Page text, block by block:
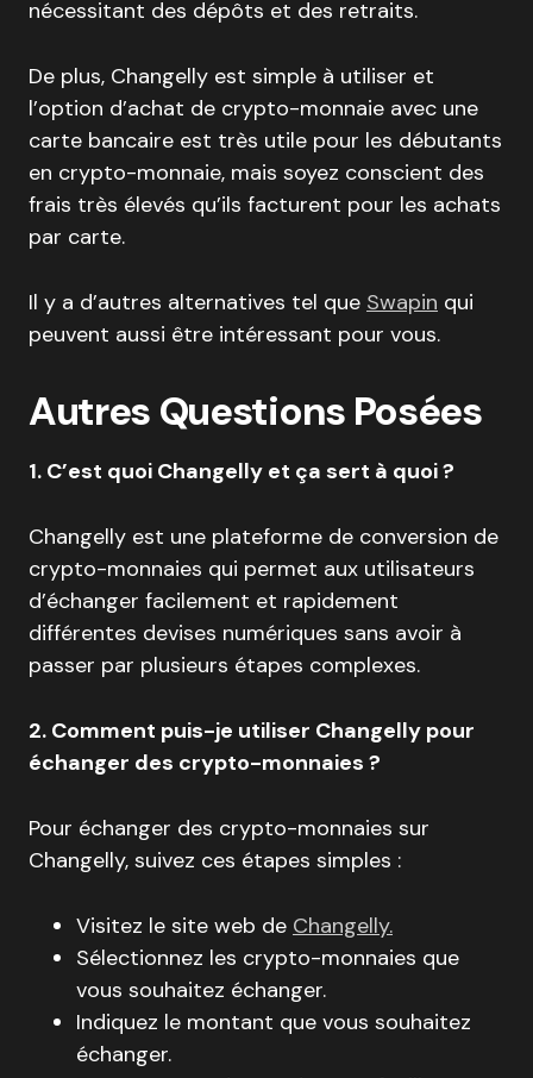
nécessitant des dépôts et des retraits.
De plus, Changelly est simple à utiliser et
l’option d’achat de crypto-monnaie avec une
carte bancaire est très utile pour les débutants
en crypto-monnaie, mais soyez conscient des
frais très élevés qu’ils facturent pour les achats
par carte.
Il y a d’autres alternatives tel que Swapin qui
peuvent aussi être intéressant pour vous.
Autres Questions Posées
1. C’est quoi Changelly et ça sert à quoi ?
Changelly est une plateforme de conversion de
crypto-monnaies qui permet aux utilisateurs
d’échanger facilement et rapidement
différentes devises numériques sans avoir à
passer par plusieurs étapes complexes.
2. Comment puis-je utiliser Changelly pour
échanger des crypto-monnaies ?
Pour échanger des crypto-monnaies sur
Changelly, suivez ces étapes simples :
Visitez le site web de Changelly.
Sélectionnez les crypto-monnaies que
vous souhaitez échanger.
Indiquez le montant que vous souhaitez
échanger.